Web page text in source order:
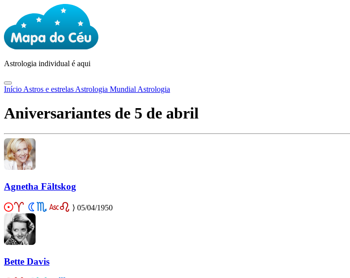
Astrologia individual é aqui
Início Astros e estrelas Astrologia Mundial Astrologia
Aniversariantes de 5 de abril
Agnetha Fältskog
⟩ 05/04/1950
Bette Davis